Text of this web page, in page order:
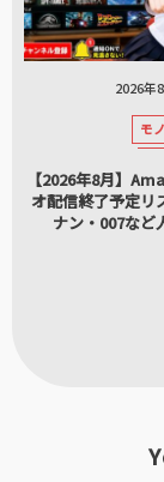
2026年
モノ
【2026年8月】
オ配信終了予定リ
ナン・007など